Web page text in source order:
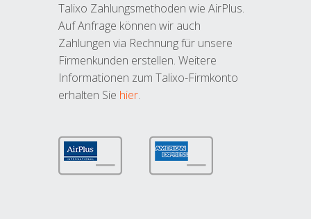
Talixo Zahlungsmethoden wie AirPlus.
Auf Anfrage können wir auch
Zahlungen via Rechnung für unsere
Firmenkunden erstellen. Weitere
Informationen zum Talixo-Firmkonto
erhalten Sie hier.